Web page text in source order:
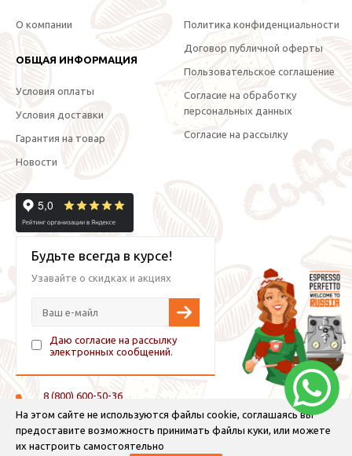
На этом сайте не используются файлы cookie, соглашаясь вы
предоставите возможность принимать файлы куки, или можете
их настроить самостоятельно
О компании
ОБЩАЯ ИНФОРМАЦИЯ
Условия оплаты
Условия доставки
Гарантия на товар
Новости
Политика конфиденциальности
Договор публичной оферты
Пользовательское соглашение
Согласие на обработку
персональных данных
Согласие на рассылку
Будьте всегда в курсе!
Узавайте о скидках и акциях
Даю согласие на рассылку
электронных сообщений.
8 (800) 600-50-36
+7 (921) 882-11-99 (WhatsApp, Viber, Telegram)
info@espressoperfetto.ru